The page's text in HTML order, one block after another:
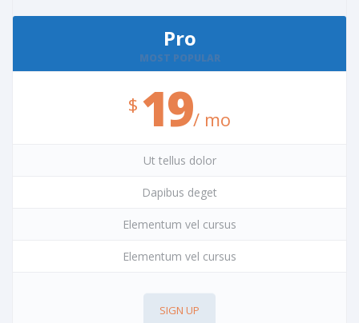
Pro
MOST POPULAR
19/ mo
Ut tellus dolor
Dapibus deget
Elementum vel cursus
Elementum vel cursus
SIGN UP